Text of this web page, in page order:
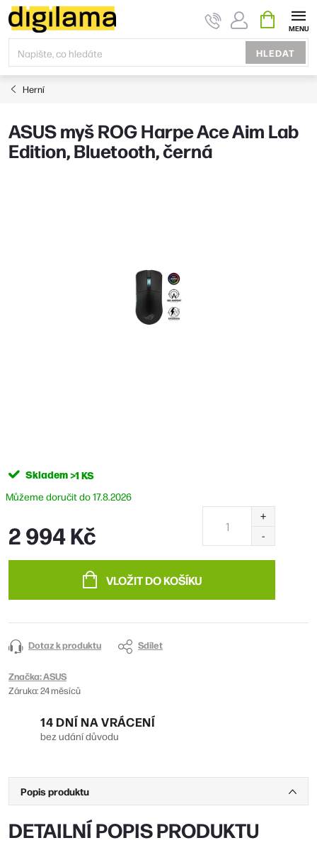
Přejít
na
obsah
HLEDAT
KOŠÍK
Herní
ASUS myš ROG Harpe Ace Aim Lab
Edition, Bluetooth, černá
Skladem>1 KS
17.8.2026
2 994 Kč
VLOŽIT DO KOŠÍKU
Dotaz k produktu Sdílet
Značka:ASUS
Záruka:24 měsíců
14 DNÍ NA VRÁCENÍ
bez udání důvodu
Popis produktu
DETAILNÍ POPIS PRODUKTU